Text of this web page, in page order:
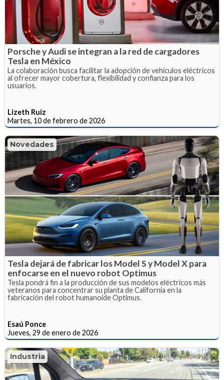
Porsche y Audi se integran a la red de cargadores
Tesla en México
La colaboración busca facilitar la adopción de vehículos eléctricos
al ofrecer mayor cobertura, flexibilidad y confianza para los
usuarios.
Lizeth Ruiz
Martes, 10 de febrero de 2026
Novedades
Tesla dejará de fabricar los Model S y Model X para
enfocarse en el nuevo robot Optimus
Tesla pondrá fin a la producción de sus modelos eléctricos más
veteranos para concentrar su planta de California en la
fabricación del robot humanoide Optimus.
Esaú Ponce
Jueves, 29 de enero de 2026
Industria